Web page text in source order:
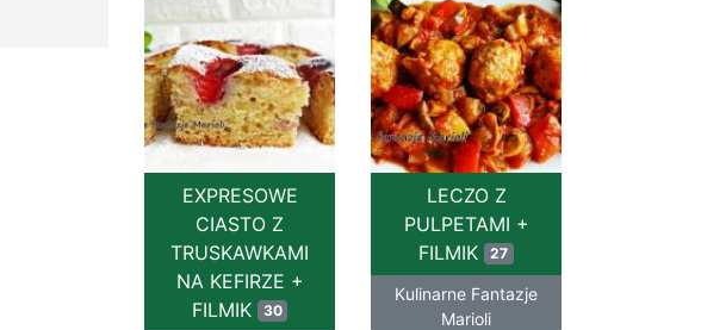
EXPRESOWE
CIASTO Z
TRUSKAWKAMI
NA KEFIRZE +
FILMIK
30
LECZO Z
PULPETAMI +
FILMIK 27
Kulinarne Fantazje
Marioli